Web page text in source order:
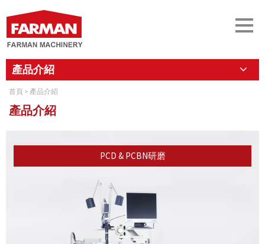
產品介紹
首頁 > 產品介紹
產品介紹
PCD & PCBN研磨